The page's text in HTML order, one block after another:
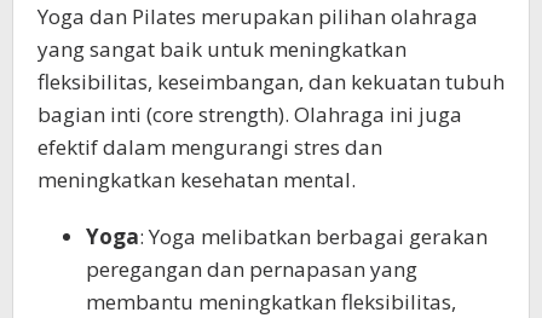
Yoga dan Pilates merupakan pilihan olahraga
yang sangat baik untuk meningkatkan
fleksibilitas, keseimbangan, dan kekuatan tubuh
bagian inti (core strength). Olahraga ini juga
efektif dalam mengurangi stres dan
meningkatkan kesehatan mental.
Yoga: Yoga melibatkan berbagai gerakan
peregangan dan pernapasan yang
membantu meningkatkan fleksibilitas,